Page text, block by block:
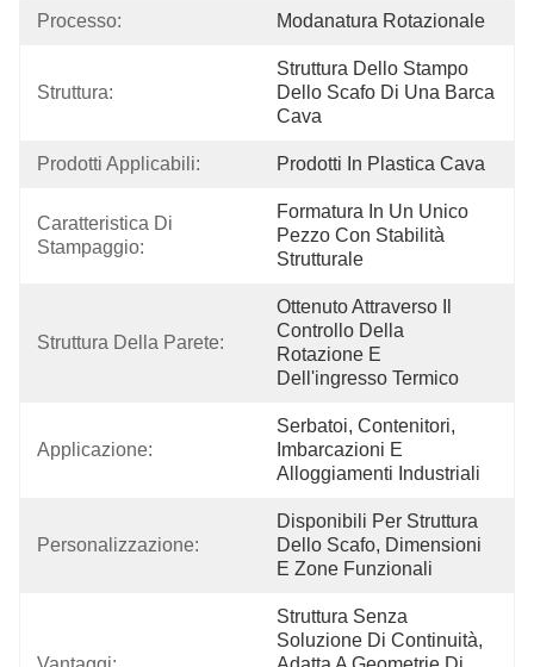
Processo: Modanatura Rotazionale
Struttura:
Struttura Dello Stampo
Dello Scafo Di Una Barca
Cava
Prodotti Applicabili: Prodotti In Plastica Cava
Caratteristica Di
Stampaggio:
Formatura In Un Unico
Pezzo Con Stabilità
Strutturale
Struttura Della Parete:
Ottenuto Attraverso Il
Controllo Della
Rotazione E
Dell'ingresso Termico
Applicazione:
Serbatoi, Contenitori,
Imbarcazioni E
Alloggiamenti Industriali
Personalizzazione:
Disponibili Per Struttura
Dello Scafo, Dimensioni
E Zone Funzionali
Struttura Senza
Soluzione Di Continuità,